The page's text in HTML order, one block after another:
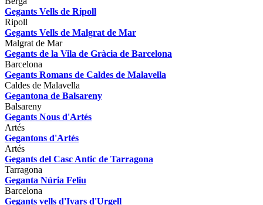
Gegants Vells de Ripoll
Ripoll
Gegants Vells de Malgrat de Mar
Malgrat de Mar
Gegants de la Vila de Gràcia de Barcelona
Barcelona
Gegants Romans de Caldes de Malavella
Caldes de Malavella
Gegantona de Balsareny
Balsareny
Gegants Nous d'Artés
Artés
Gegantons d'Artés
Artés
Gegants del Casc Antic de Tarragona
Tarragona
Geganta Núria Feliu
Barcelona
Gegants vells d'Ivars d'Urgell